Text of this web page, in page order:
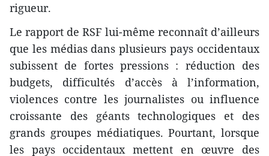
rigueur.
Le rapport de RSF lui-même reconnaît d’ailleurs
que les médias dans plusieurs pays occidentaux
subissent de fortes pressions : réduction des
budgets, difficultés d’accès à l’information,
violences contre les journalistes ou influence
croissante des géants technologiques et des
grands groupes médiatiques. Pourtant, lorsque
les pays occidentaux mettent en œuvre des